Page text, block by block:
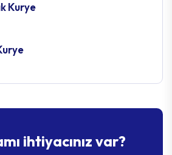
Kurye
ihtiyacınız var?